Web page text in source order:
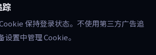
保持登录状态。不使用第三方广告追
设置中管理 Cookie。